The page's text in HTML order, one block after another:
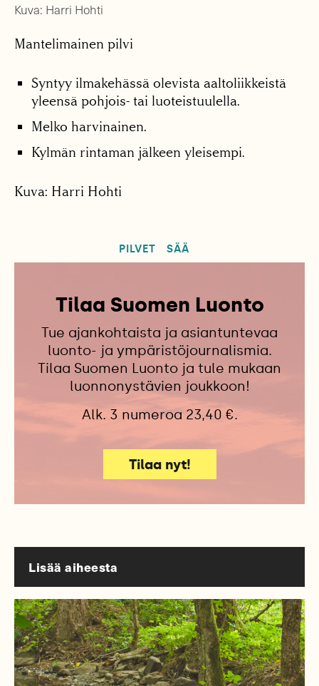
Kuva: Harri Hohti
Mantelimainen pilvi
Syntyy ilmakehässä olevista aaltoliikkeistä
yleensä pohjois- tai luoteistuulella.
Melko harvinainen.
Kylmän rintaman jälkeen yleisempi.
Kuva: Harri Hohti
PILVET SÄÄ
Tilaa Suomen Luonto
Tue ajankohtaista ja asiantuntevaa
luonto- ja ympäristöjournalismia.
Tilaa Suomen Luonto ja tule mukaan
luonnonystävien joukkoon!
Alk. 3 numeroa 23,40 €.
Tilaa nyt!
Lisää aiheesta